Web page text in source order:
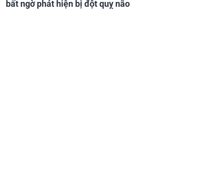
bất ngờ phát hiện bị đột quỵ não